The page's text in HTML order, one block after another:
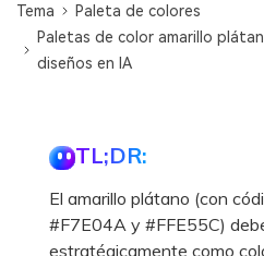
Tema
Paleta de colores
Paletas de color amarillo
diseños en IA
TL;DR:
El amarillo plátano (con
#F7E04A y #FFE55C)
estratégicamente como